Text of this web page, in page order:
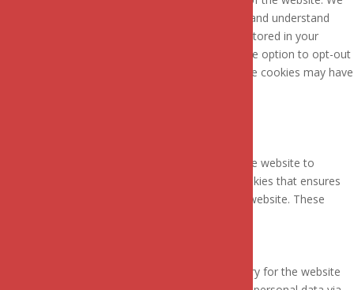
also use third-party cookies that help us analyze and understand
how you use this website. These cookies will be stored in your
browser only with your consent. You also have the option to opt-out
of these cookies. But opting out of some of these cookies may have
Necessary cookies are absolutely essential for the website to
function properly. This category only includes cookies that ensures
basic functionalities and security features of the website. These
Any cookies that may not be particularly necessary for the website